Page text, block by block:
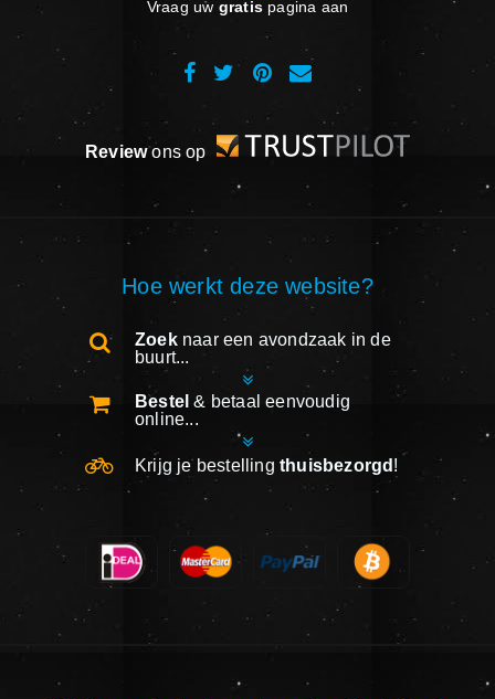
Vraag uw gratispagina aan
Reviewons op
Hoe werkt deze website?
Zoeknaar een avondzaak in de
buurt...
Bestel & betaal eenvoudig
online...
Krijg je bestelling thuisbezorgd !